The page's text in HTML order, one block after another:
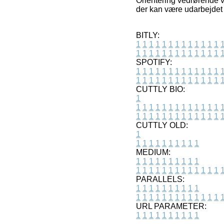
der kan være udarbejdet
BITLY:
1 1 1 1 1 1 1 1 1 1 1 1 1 1
1 1 1 1 1 1 1 1 1 1 1 1 1 1
SPOTIFY:
1 1 1 1 1 1 1 1 1 1 1 1 1 1
1 1 1 1 1 1 1 1 1 1 1 1 1 1
CUTTLY BIO:
1
1 1 1 1 1 1 1 1 1 1 1 1 1 1
1 1 1 1 1 1 1 1 1 1 1 1 1 1
CUTTLY OLD:
1
1 1 1 1 1 1 1 1 1 1
MEDIUM:
1 1 1 1 1 1 1 1 1 1
1 1 1 1 1 1 1 1 1 1 1 1 1 1
PARALLELS:
1 1 1 1 1 1 1 1 1 1
1 1 1 1 1 1 1 1 1 1 1 1 1 1
URL PARAMETER:
1 1 1 1 1 1 1 1 1 1